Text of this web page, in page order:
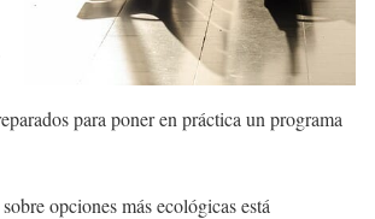
para poner en práctica un programa
opciones más ecológicas está